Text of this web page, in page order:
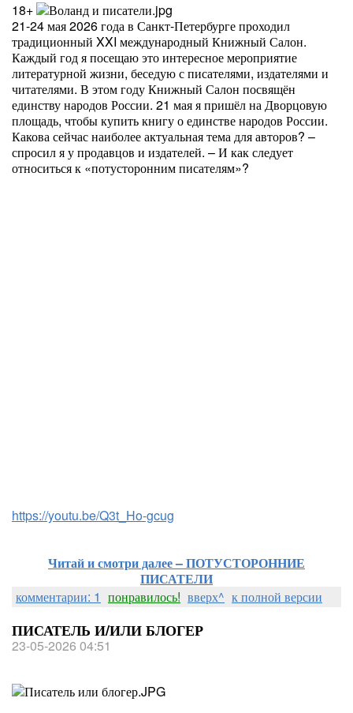
18+
21-24 мая 2026 года в Санкт-Петербурге проходил
традиционный XXI международный Книжный Салон.
Каждый год я посещаю это интересное мероприятие
литературной жизни, беседую с писателями, издателями и
читателями. В этом году Книжный Салон посвящён
единству народов России. 21 мая я пришёл на Дворцовую
площадь, чтобы купить книгу о единстве народов России.
Какова сейчас наиболее актуальная тема для авторов? –
спросил я у продавцов и издателей. – И как следует
относиться к «потусторонним писателям»?
https://youtu.be/Q3t_Ho-gcug
Читай и смотри далее – ПОТУСТОРОННИЕ
ПИСАТЕЛИ
комментарии: 1 понравилось! вверх^ к полной версии
ПИСАТЕЛЬ И/ИЛИ БЛОГЕР
23-05-2026 04:51